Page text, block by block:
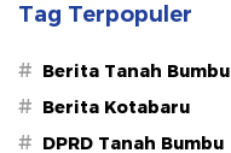
Tag Terpopuler
# Berita Tanah Bumbu
# Berita Kotabaru
# DPRD Tanah Bumbu